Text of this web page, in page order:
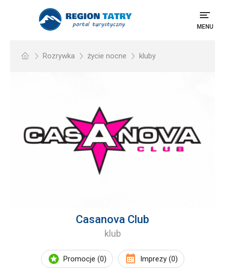
MENU
Rozrywka życie nocne kluby
Casanova Club
klub
Promocje (0) Imprezy (0)